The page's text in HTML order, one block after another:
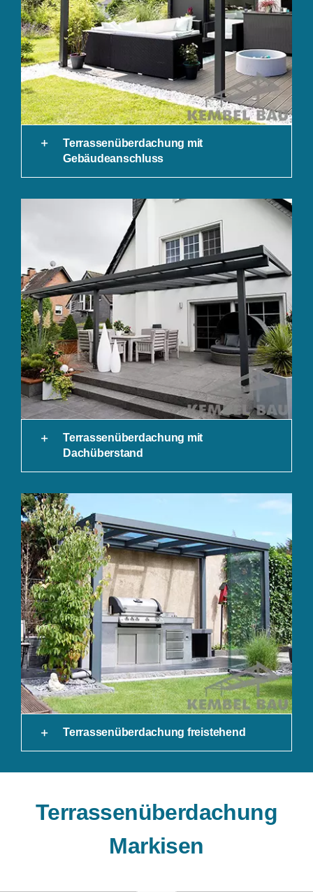
Terrassenüberdachung mit
Gebäudeanschluss
Terrassenüberdachung mit
Dachüberstand
Terrassenüberdachung freistehend
Terrassenüberdachung
Markisen